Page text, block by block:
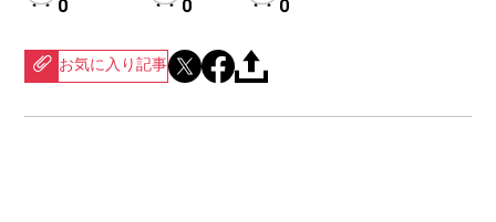
0 0 0
お気に入り記事